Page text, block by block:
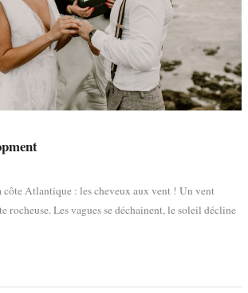
Atlantique : les cheveux aux vent ! Un vent
rocheuse. Les vagues se déchainent, le soleil décline